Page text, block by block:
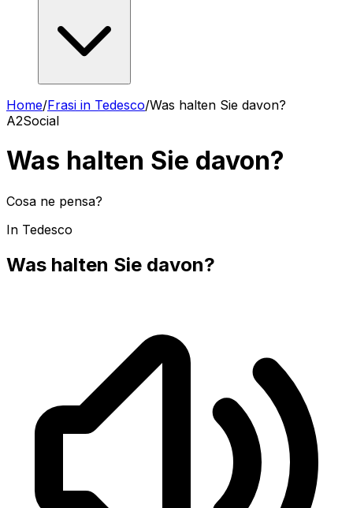
Home/Frasi in Tedesco/Was halten Sie davon?
A2Social
Was halten Sie davon?
Cosa ne pensa?
In Tedesco
Was halten Sie davon?